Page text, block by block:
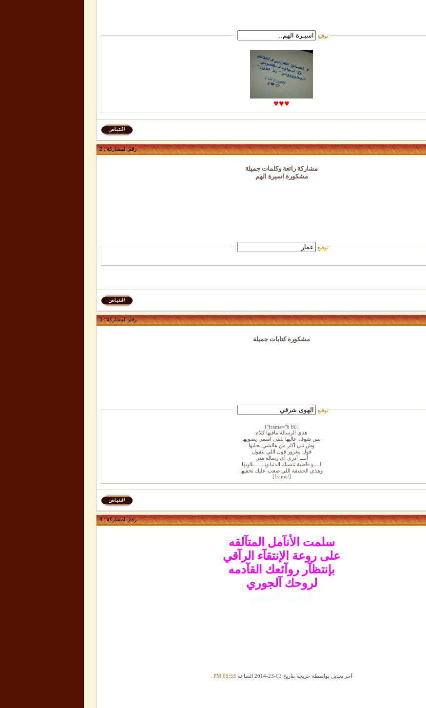
توقيع
♥♥♥
رقم المشاركة :2
مشاركة رائعة وكلمات جميلة
مشكورة اسيرة الهم
توقيع
رقم المشاركة :3
مشكورة كتابات جميلة
توقيع
[frame="6 80"]
هذي الرسالة مافيها كلام
بس شوف عاليها تلقى اسمي يضويها
وش تبي أكثر من هالشي يحليها
قول مغرور قول اللي بتقول
أنـــا أدري أي رسالة مني
لــــو فاضية تنسيك الدنيا وبــــــــلاويها
وهذي الحقيقة اللي صعب عليك تخفيها
[/frame]
رقم المشاركة :4
سلمت الأنآمل المتآلقه
على روعة الإنتقآء الرآقي
بإنتظآر روآئعك القآدمه
لروحك آلجوري
آخر تعديل بواسطة خريجة بتاريخ 03-23-2014 الساعة 09:53 PM